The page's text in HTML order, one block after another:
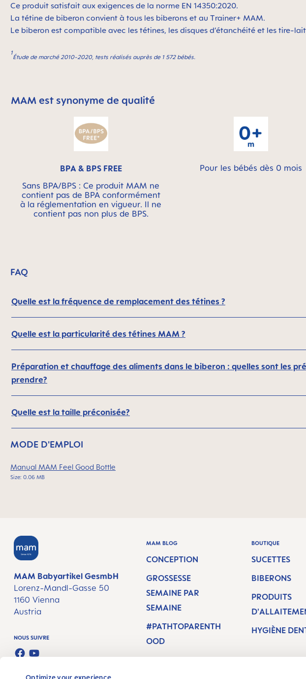
Optimize your experience
Ce produit satisfait aux exigences de la norme EN 14350:2020.
La tétine de biberon convient à tous les biberons et au Trainer+ MAM.
Le biberon est compatible avec les tétines, les disques d’étanchéité et les tire-
1
Étude de marché 2010-2020, tests réalisés auprès de 1 572 bébés.
Skip MAM Means Quality Icon Bar
MAM est synonyme de qualité
BPA & BPS FREE
Sans BPA/BPS : Ce produit MAM ne
contient pas de BPA conformément
à la réglementation en vigueur. Il ne
contient pas non plus de BPS.
Pour les bébés dès 0 mois
FAQ
Quelle est la fréquence de remplacement des tétines ?
Quelle est la particularité des tétines MAM ?
Préparation et chauffage des aliments dans le biberon : quelles sont les
prendre?
Quelle est la taille préconisée?
MODE D'EMPLOI
Manual MAM Feel Good Bottle
Size: 0.06 MB
MAM Babyartikel GesmbH
Lorenz-Mandl-Gasse 50
1160 Vienna
Austria
NOUS SUIVRE
FACEBOOK
YOUTUBE
MAM BLOG
CONCEPTION
GROSSESSE
SEMAINE PAR
SEMAINE
#PATHTOPARENTH
OOD
BOUTIQUE
SUCETTES
BIBERONS
PRODUITS
HYGIÈNE